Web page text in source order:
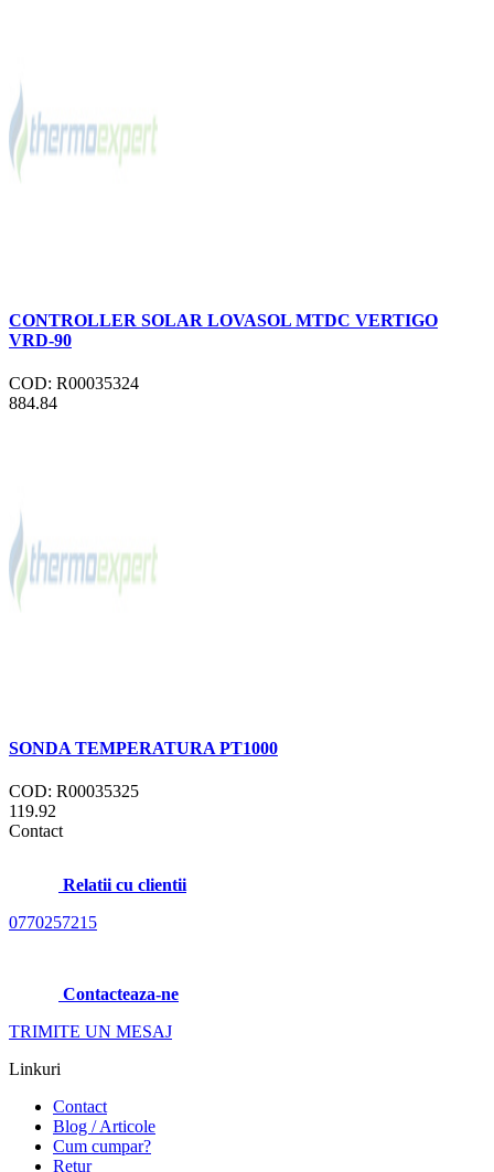
CONTROLLER SOLAR LOVASOL MTDC VERTIGO
VRD-90
COD: R00035324
884.84
SONDA TEMPERATURA PT1000
COD: R00035325
119.92
Contact
Relatii cu clientii
0770257215
Contacteaza-ne
TRIMITE UN MESAJ
Linkuri
Contact
Blog / Articole
Cum cumpar?
Retur